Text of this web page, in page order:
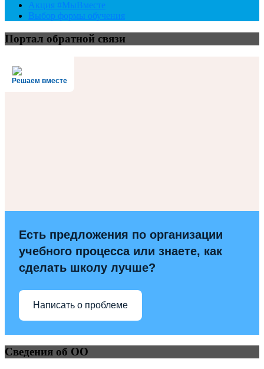
Акция #МыВместе
Выбор формы обучения
Портал обратной связи
Решаем вместе
Есть предложения по организации
учебного процесса или знаете, как
сделать школу лучше?
Написать о проблеме
Сведения об ОО